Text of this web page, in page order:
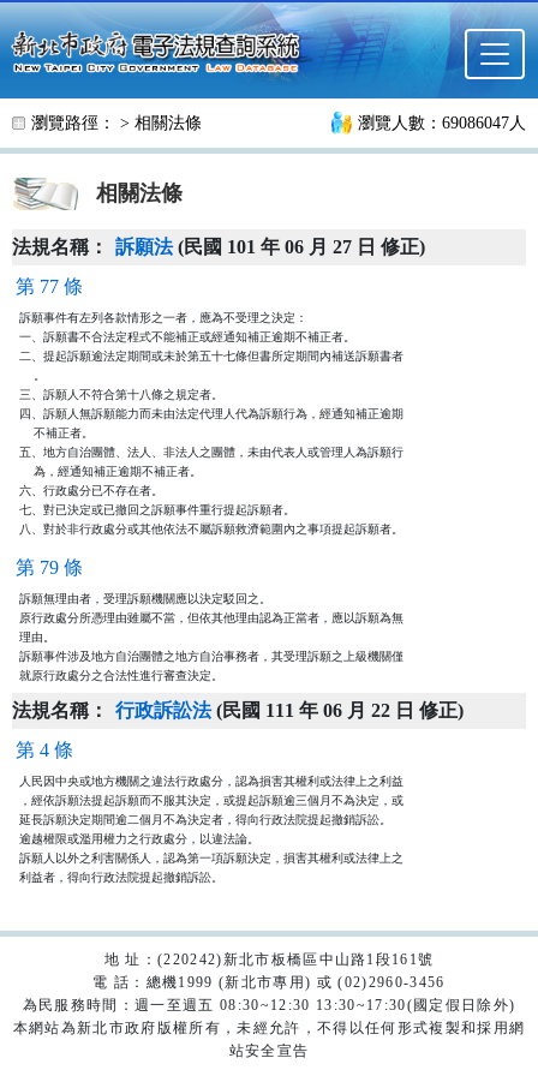
跳至主要內容
瀏覽路徑： > 相關法條 瀏覽人數：69086047人
相關法條
法規名稱： 訴願法(民國 101 年 06 月 27 日 修正)
第 77 條
訴願事件有左列各款情形之一者，應為不受理之決定：
一、訴願書不合法定程式不能補正或經通知補正逾期不補正者。
二、提起訴願逾法定期間或未於第五十七條但書所定期間內補送訴願書者
    。
三、訴願人不符合第十八條之規定者。
四、訴願人無訴願能力而未由法定代理人代為訴願行為，經通知補正逾期
    不補正者。
五、地方自治團體、法人、非法人之團體，未由代表人或管理人為訴願行
    為，經通知補正逾期不補正者。
六、行政處分已不存在者。
七、對已決定或已撤回之訴願事件重行提起訴願者。
八、對於非行政處分或其他依法不屬訴願救濟範圍內之事項提起訴願者。
第 79 條
訴願無理由者，受理訴願機關應以決定駁回之。
原行政處分所憑理由雖屬不當，但依其他理由認為正當者，應以訴願為無
理由。
訴願事件涉及地方自治團體之地方自治事務者，其受理訴願之上級機關僅
就原行政處分之合法性進行審查決定。
法規名稱： 行政訴訟法(民國 111 年 06 月 22 日 修正)
第 4 條
人民因中央或地方機關之違法行政處分，認為損害其權利或法律上之利益
，經依訴願法提起訴願而不服其決定，或提起訴願逾三個月不為決定，或
延長訴願決定期間逾二個月不為決定者，得向行政法院提起撤銷訴訟。
逾越權限或濫用權力之行政處分，以違法論。
訴願人以外之利害關係人，認為第一項訴願決定，損害其權利或法律上之
利益者，得向行政法院提起撤銷訴訟。
地 址：(220242)新北市板橋區中山路1段161號
電 話：總機1999 (新北市專用) 或 (02)2960-3456
為民服務時間：週一至週五 08:30~12:30 13:30~17:30(國定假日除外)
本網站為新北市政府版權所有，未經允許，不得以任何形式複製和採用網
站安全宣告